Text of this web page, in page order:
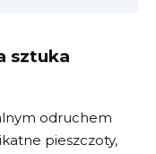
sztuka
odruchem
pieszczoty,